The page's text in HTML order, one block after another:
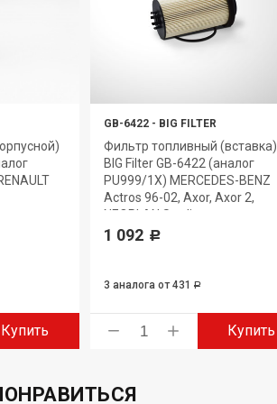
Купить
GB-6422 - BIG FILTER
Фильтр топливный (вставка)
BIG Filter GB-6422 (аналог
PU999/1X) MERCEDES-BENZ
Actros 96-02, Axor, Axor 2,
NEOPLAN Starliner
1 092 Р
3 аналога от 431 Р
Купить